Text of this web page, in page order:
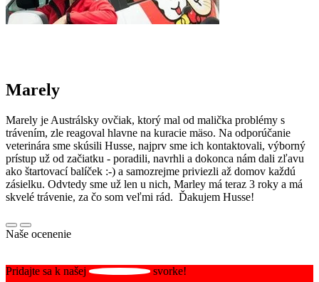
Marely
Marely je Austrálsky ovčiak, ktorý mal od malička problémy s
trávením, zle reagoval hlavne na kuracie mäso. Na odporúčanie
veterinára sme skúsili Husse, najprv sme ich kontaktovali, výborný
prístup už od začiatku - poradili, navrhli a dokonca nám dali zľavu
ako štartovací balíček :-) a samozrejme priviezli až domov každú
zásielku. Odvtedy sme už len u nich, Marley má teraz 3 roky a má
skvelé trávenie, za čo som veľmi rád. Ďakujem Husse!
Naše ocenenie
Pridajte sa k našej
svorke!